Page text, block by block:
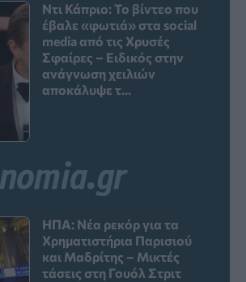
Ντι Κάπριο: Το βίντεο που
έβαλε «φωτιά» στα social
media από τις Χρυσές
Σφαίρες – Ειδικός στην
ανάγνωση χειλιών
αποκάλυψε τ...
ΗΠΑ: Νέα ρεκόρ για τα
Χρηματιστήρια Παρισιού
και Μαδρίτης – Μικτές
τάσεις στη Γουόλ Στριτ